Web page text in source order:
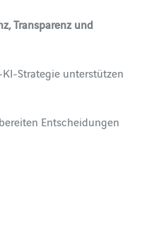
Transparenz und
unterstützen
Entscheidungen